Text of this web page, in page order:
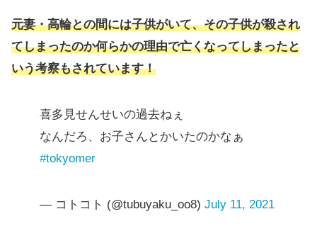
元妻・高輪との間には子供がいて、その子供が殺され
てしまったのか何らかの理由で亡くなってしまったと
いう考察もされています！
喜多見せんせいの過去ねぇ
なんだろ、お子さんとかいたのかなぁ
#tokyomer
— コトコト (@tubuyaku_oo8) July 11, 2021